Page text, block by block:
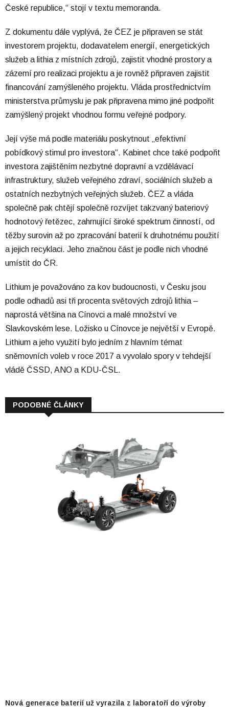
České republice,“ stojí v textu memoranda.
Z dokumentu dále vyplývá, že ČEZ je připraven se stát
investorem projektu, dodavatelem energií, energetických
služeb a lithia z místních zdrojů, zajistit vhodné prostory a
zázemí pro realizaci projektu a je rovněž připraven zajistit
financování zamýšleného projektu. Vláda prostřednictvím
ministerstva průmyslu je pak připravena mimo jiné podpořit
zamýšlený projekt vhodnou formu veřejné podpory.
Její výše má podle materiálu poskytnout „efektivní
pobídkový stimul pro investora“. Kabinet chce také podpořit
investora zajištěním nezbytné dopravní a vzdělávací
infrastruktury, služeb veřejného zdraví, sociálních služeb a
ostatních nezbytných veřejných služeb. ČEZ a vláda
společně pak chtějí společně rozvíjet takzvaný bateriový
hodnotový řetězec, zahrnující široké spektrum činností, od
těžby surovin až po zpracování baterií k druhotnému použití
a jejich recyklaci. Jeho značnou část je podle nich vhodné
umístit do ČR.
Lithium je považováno za kov budoucnosti, v Česku jsou
podle odhadů asi tři procenta světových zdrojů lithia –
naprostá většina na Cínovci a malé množství ve
Slavkovském lese. Ložisko u Cínovce je největší v Evropě.
Lithium a jeho využití bylo jedním z hlavním témat
sněmovních voleb v roce 2017 a vyvolalo spory v tehdejší
vládě ČSSD, ANO a KDU-ČSL.
PODOBNÉ ČLÁNKY
Nová generace baterií už vyrazila z laboratoří do výroby